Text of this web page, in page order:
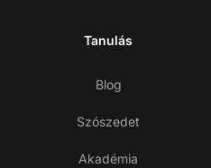
Tanulás
Blog
Szószedet
Akadémia